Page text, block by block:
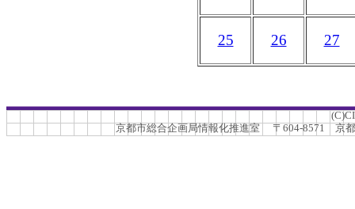
25 26 27
京都市総合企画局情報化推進室 〒604-8571 京